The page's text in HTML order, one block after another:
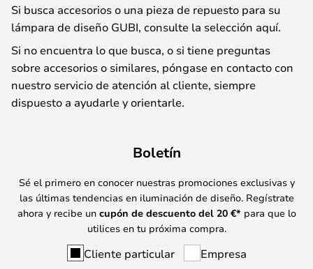
Si busca accesorios o una pieza de repuesto para su
lámpara de diseño GUBI, consulte la selección aquí.
Si no encuentra lo que busca, o si tiene preguntas
sobre accesorios o similares, póngase en contacto con
nuestro servicio de atención al cliente, siempre
dispuesto a ayudarle y orientarle.
Boletín
Sé el primero en conocer nuestras promociones exclusivas y
las últimas tendencias en iluminación de diseño. Regístrate
ahora y recibe un cupón de descuento del 20 €* para que lo
utilices en tu próxima compra.
Cliente particular Empresa